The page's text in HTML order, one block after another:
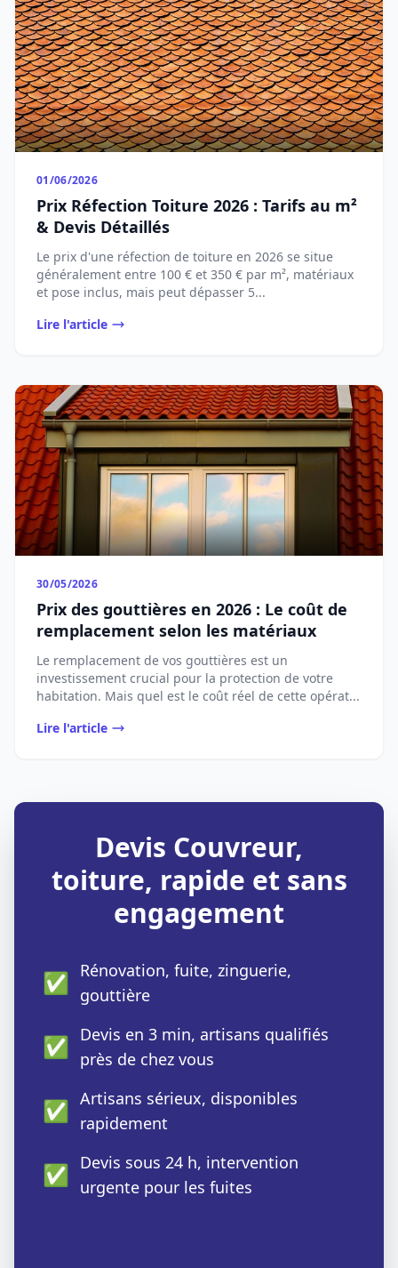
01/06/2026
Prix Réfection Toiture 2026 : Tarifs au m²
& Devis Détaillés
Le prix d'une réfection de toiture en 2026 se situe
généralement entre 100 € et 350 € par m², matériaux
et pose inclus, mais peut dépasser 5...
Lire l'article
30/05/2026
Prix des gouttières en 2026 : Le coût de
remplacement selon les matériaux
Le remplacement de vos gouttières est un
investissement crucial pour la protection de votre
habitation. Mais quel est le coût réel de cette opérat...
Lire l'article
Devis Couvreur,
toiture, rapide et sans
engagement
✅ Rénovation, fuite, zinguerie,
gouttière
✅ Devis en 3 min, artisans qualifiés
près de chez vous
✅ Artisans sérieux, disponibles
rapidement
✅ Devis sous 24 h, intervention
urgente pour les fuites